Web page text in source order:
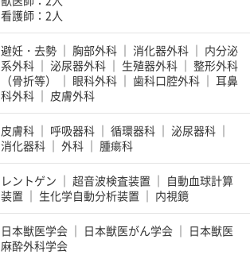
看護師：2人
避妊・去勢 胸部外科 消化器外科
内分泌
系外科
泌尿器外科 生殖器外科
整形外科
（骨折等）
眼科外科 歯科口腔外科
耳鼻
科外科
皮膚外科
皮膚科 呼吸器科 循環器科
泌尿器科
消化器科
外科 腫瘍科
レントゲン 超音波検査装置
自動血球計算
装置
生化学自動分析装置 内視鏡
日本獣医学会 日本獣医がん学会
日本獣医
麻酔外科学会